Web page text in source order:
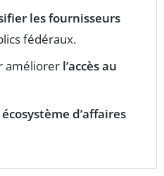
les fournisseurs
fédéraux.
améliorer l’accès au
écosystème d’affaires